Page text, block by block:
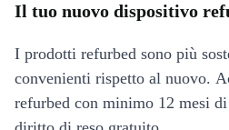
Il tuo nuovo dispositivo
I prodotti refurbed sono più
convenienti rispetto al nuovo.
refurbed con minimo 12 mesi